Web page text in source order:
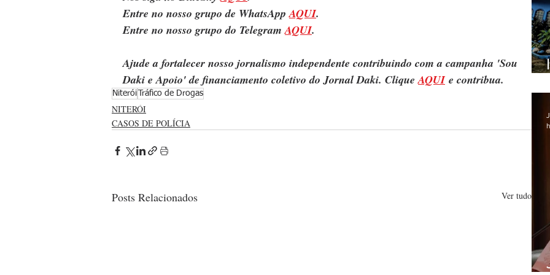
Entre no nosso grupo de WhatsApp AQUI.
Entre no nosso grupo do Telegram AQUI.
Ajude a fortalecer nosso jornalismo independente contribuindo com a campanha 'Sou
Daki e Apoio' de financiamento coletivo do Jornal Daki. Clique AQUI e contribua.
Niterói Tráfico de Drogas
NITERÓI
CASOS DE POLÍCIA
Posts Relacionados Ver tudo